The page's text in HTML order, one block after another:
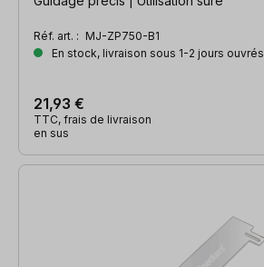
Réf. art. : MJ-ZP750-B1
En stock, livraison sous 1-2 jours ouvrés
21,93 €
TTC, frais de livraison
en sus